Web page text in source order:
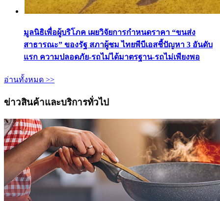
มูลนิธิเพื่อผู้บริโภค เผยวิจัยการกำหนดราคา “ขนส่ง
สาธารณะ” ของรัฐ สภาผู้ชม ไทยพีบีเอสชี้ปัญหา 3 อันดับ
แรก ความปลอดภัย-รถไม่ได้มาตรฐาน-รถไม่เพียงพอ
อ่านทั้งหมด >>
ข่าวสินค้าและบริการทั่วไป